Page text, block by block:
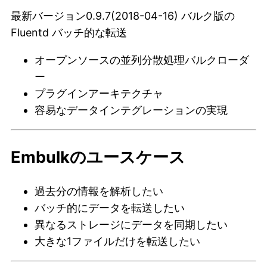
最新バージョン0.9.7(2018-04-16) バルク版の
Fluentd バッチ的な転送
オープンソースの並列分散処理バルクローダ
ー
プラグインアーキテクチャ
容易なデータインテグレーションの実現
Embulkのユースケース
過去分の情報を解析したい
バッチ的にデータを転送したい
異なるストレージにデータを同期したい
大きな1ファイルだけを転送したい